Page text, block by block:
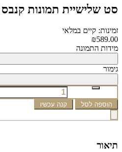
סט שלישיית תמונות קנבס או
זמינות: קיים במלאי
₪589.00
מידות התמונה
גימור
הוספה לסל קנה עכשיו
תיאור